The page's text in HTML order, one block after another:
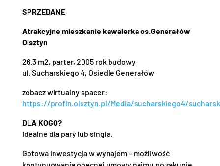
SPRZEDANE
Atrakcyjne mieszkanie kawalerka os.Generałów
Olsztyn
26.3 m2, parter, 2005 rok budowy
ul. Sucharskiego 4, Osiedle Generałów
zobacz wirtualny spacer:
https://profin.olsztyn.pl/Media/sucharskiego4/
DLA KOGO?
Idealne dla pary lub singla.
Gotowa inwestycja w wynajem – możliwość